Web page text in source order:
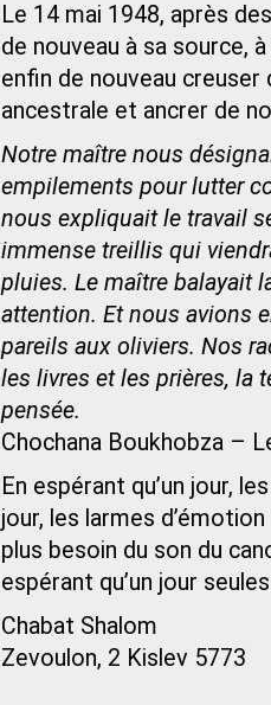
Le 14 mai 1948, après
de nouveau à sa source,
enfin de nouveau
ancestrale et ancrer de
Notre maître nous
empilements pour lutter
nous expliquait le travail
immense treillis qui
pluies. Le maître balayait
attention. Et nous avions
pareils aux oliviers. Nos
les livres et les prières, la
pensée.
Chochana Boukhobza –
En espérant qu’un jour,
jour, les larmes
plus besoin du son du
espérant qu’un jour
Chabat Shalom
Zevoulon, 2 Kislev 5773